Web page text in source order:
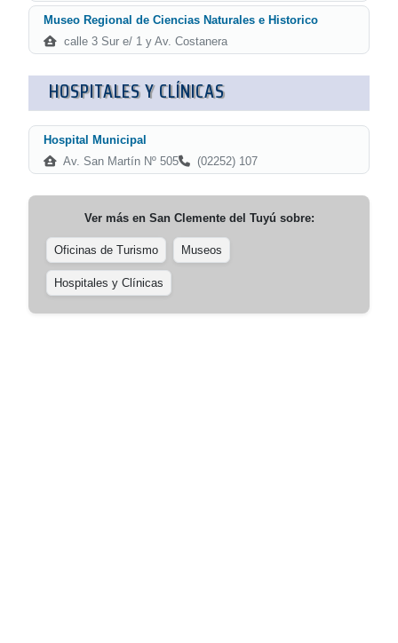
Museo Regional de Ciencias Naturales e Historico
calle 3 Sur e/ 1 y Av. Costanera
HOSPITALES Y CLÍNICAS
Hospital Municipal
Av. San Martín Nº 505
(02252) 107
Ver más en San Clemente del Tuyú sobre:
Oficinas de Turismo Museos
Hospitales y Clínicas